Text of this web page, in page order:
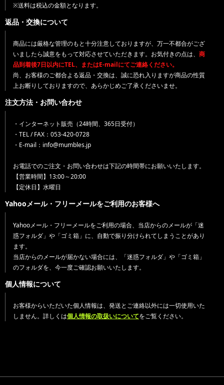
※送料は税込の金額となります。
返品・交換について
商品には厳格な管理のもと十分注意しておりますが、万一不都合がござ
いましたら誠意をもって対応させていただきます。お気付きの点は、 商
品到着後7日以内にTEL、またはE-mailにてご連絡ください。
尚、お客様のご都合よる返品・交換は、誠に恐れ入りますが商品の性質
上お断りしておりますので、あらかじめご了承くださいませ。
注文方法・お問い合わせ
・インターネット販売（24時間、365日受付）
・TEL / FAX：053-420-0728
・E-mail：info@mumbles.jp
お電話でのご注文・お問い合わせは下記の時間帯にお願いいたします。
【営業時間】13:00～20:00
【定休日】水曜日
Yahooメール・フリーメールをご利用のお客様へ
Yahooメール・フリーメールをご利用の場合、当店からのメールが「迷
惑フォルダ」や「ゴミ箱」に、自動で振り分けられてしまうことがあり
ます。
当店からのメールが届かない場合には、「迷惑フォルダ」や「ゴミ箱」
のフォルダを、今一度ご確認お願いいたします。
個人情報について
お客様からいただいた個人情報は、発送とご連絡以外には一切使用いた
しません。詳しくは個人情報の取扱いについてをご覧ください。